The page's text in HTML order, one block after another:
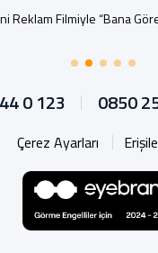
Reklam Filmiyle “Bana Göre
0 123 0850
Çerez Ayarları